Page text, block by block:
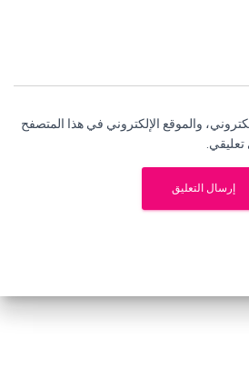
والموقع الإلكتروني في هذا المتصفح